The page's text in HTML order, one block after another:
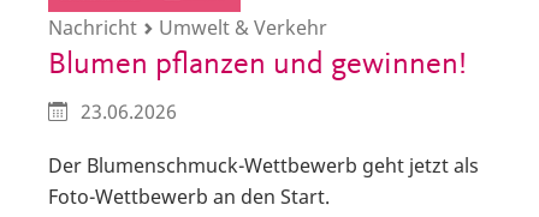
Nachricht Umwelt & Verkehr
Blumen pflanzen und gewinnen!
23.06.2026
Der Blumenschmuck-Wettbewerb geht jetzt als
Foto-Wettbewerb an den Start.